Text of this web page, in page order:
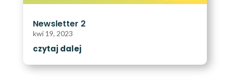
Newsletter 2
kwi 19, 2023
czytaj dalej